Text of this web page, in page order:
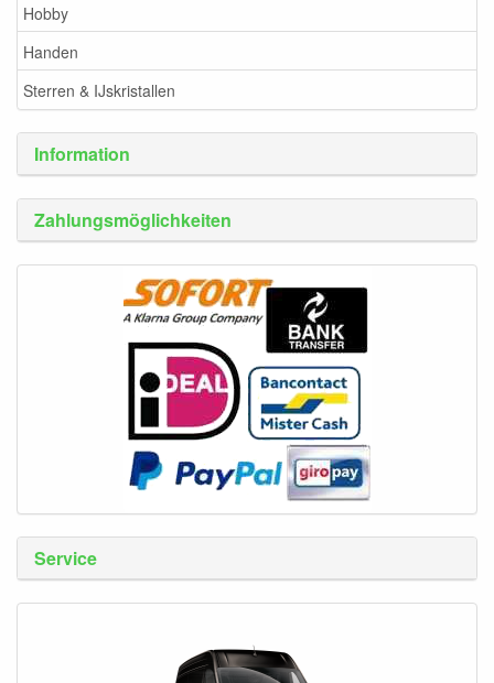
Hobby
Handen
Sterren & IJskristallen
Information
Zahlungsmöglichkeiten
Service